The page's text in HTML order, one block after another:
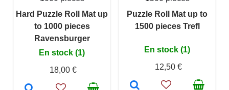
Hard Puzzle Roll Mat up
to 1000 pieces
Ravensburger
En stock (1)
18,00 €
Puzzle Roll Mat up to
1500 pieces Trefl
En stock (1)
12,50 €